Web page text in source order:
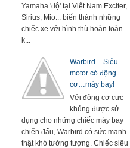
Yamaha 'độ' tại Việt Nam Exciter,
Sirius, Mio... biến thành những
chiếc xe với hình thù hoàn toàn
k...
Warbird – Siêu
motor có động
cơ…máy bay!
Với động cơ cực
khủng được sử
dụng cho những chiếc máy bay
chiến đấu, Warbird có sức mạnh
thật khó tưởng tượng. Chiếc siêu